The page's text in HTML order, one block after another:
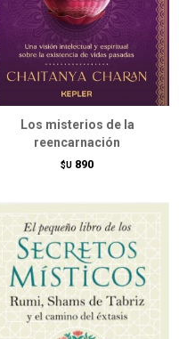
Los misterios de la
reencarnación
$U 890